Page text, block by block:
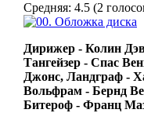
Средняя: 4.5 (2
Дирижер - Колин
Тангейзер - Спас
Джонс, Ландграф -
Вольфрам - Бернд
Битероф - Франц